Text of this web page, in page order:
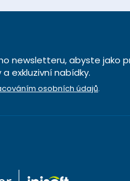
newsletteru, abyste jako
exkluzivní nabídky.
osobních údajů.